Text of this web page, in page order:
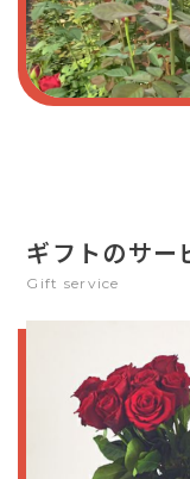
ギフトのサー
Gift service